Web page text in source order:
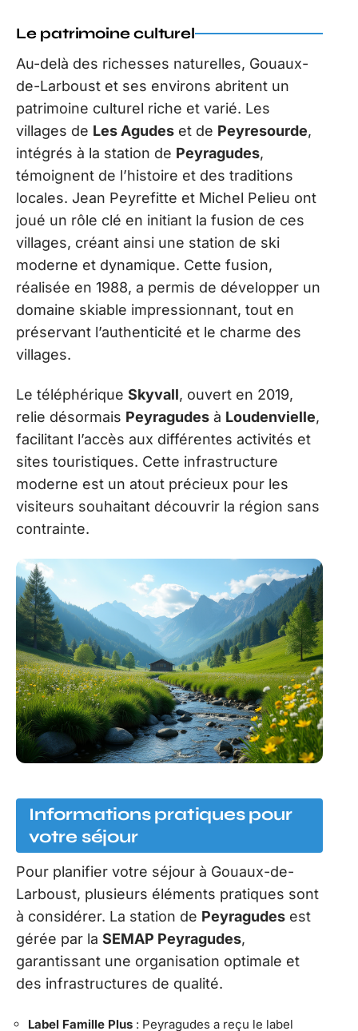
Le patrimoine culturel
Au-delà des richesses naturelles, Gouaux-
de-Larboust et ses environs abritent un
patrimoine culturel riche et varié. Les
villages de Les Agudes et de Peyresourde,
intégrés à la station de Peyragudes,
témoignent de l’histoire et des traditions
locales. Jean Peyrefitte et Michel Pelieu ont
joué un rôle clé en initiant la fusion de ces
villages, créant ainsi une station de ski
moderne et dynamique. Cette fusion,
réalisée en 1988, a permis de développer un
domaine skiable impressionnant, tout en
préservant l’authenticité et le charme des
villages.
Le téléphérique Skyvall, ouvert en 2019,
relie désormais Peyragudes à Loudenvielle,
facilitant l’accès aux différentes activités et
sites touristiques. Cette infrastructure
moderne est un atout précieux pour les
visiteurs souhaitant découvrir la région sans
contrainte.
Informations pratiques pour
votre séjour
Pour planifier votre séjour à Gouaux-de-
Larboust, plusieurs éléments pratiques sont
à considérer. La station de Peyragudes est
gérée par la SEMAP Peyragudes,
garantissant une organisation optimale et
des infrastructures de qualité.
Label Famille Plus : Peyragudes a reçu le label